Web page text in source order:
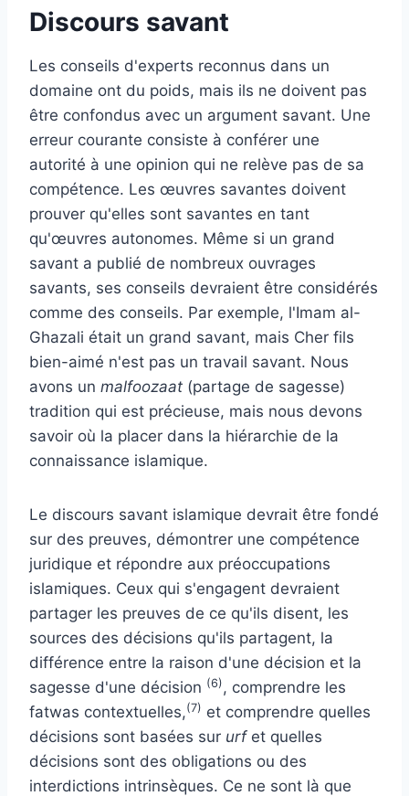
Discours savant
Les conseils d'experts reconnus dans un
domaine ont du poids, mais ils ne doivent pas
être confondus avec un argument savant. Une
erreur courante consiste à conférer une
autorité à une opinion qui ne relève pas de sa
compétence. Les œuvres savantes doivent
prouver qu'elles sont savantes en tant
qu'œuvres autonomes. Même si un grand
savant a publié de nombreux ouvrages
savants, ses conseils devraient être considérés
comme des conseils. Par exemple, l'Imam al-
Ghazali était un grand savant, mais Cher fils
bien-aimé n'est pas un travail savant. Nous
avons un malfoozaat (partage de sagesse)
tradition qui est précieuse, mais nous devons
savoir où la placer dans la hiérarchie de la
connaissance islamique.
Le discours savant islamique devrait être fondé
sur des preuves, démontrer une compétence
juridique et répondre aux préoccupations
islamiques. Ceux qui s'engagent devraient
partager les preuves de ce qu'ils disent, les
sources des décisions qu'ils partagent, la
différence entre la raison d'une décision et la
sagesse d'une décision (6) , comprendre les
fatwas contextuelles,(7) et comprendre quelles
décisions sont basées sur urfet quelles
décisions sont des obligations ou des
interdictions intrinsèques. Ce ne sont là que